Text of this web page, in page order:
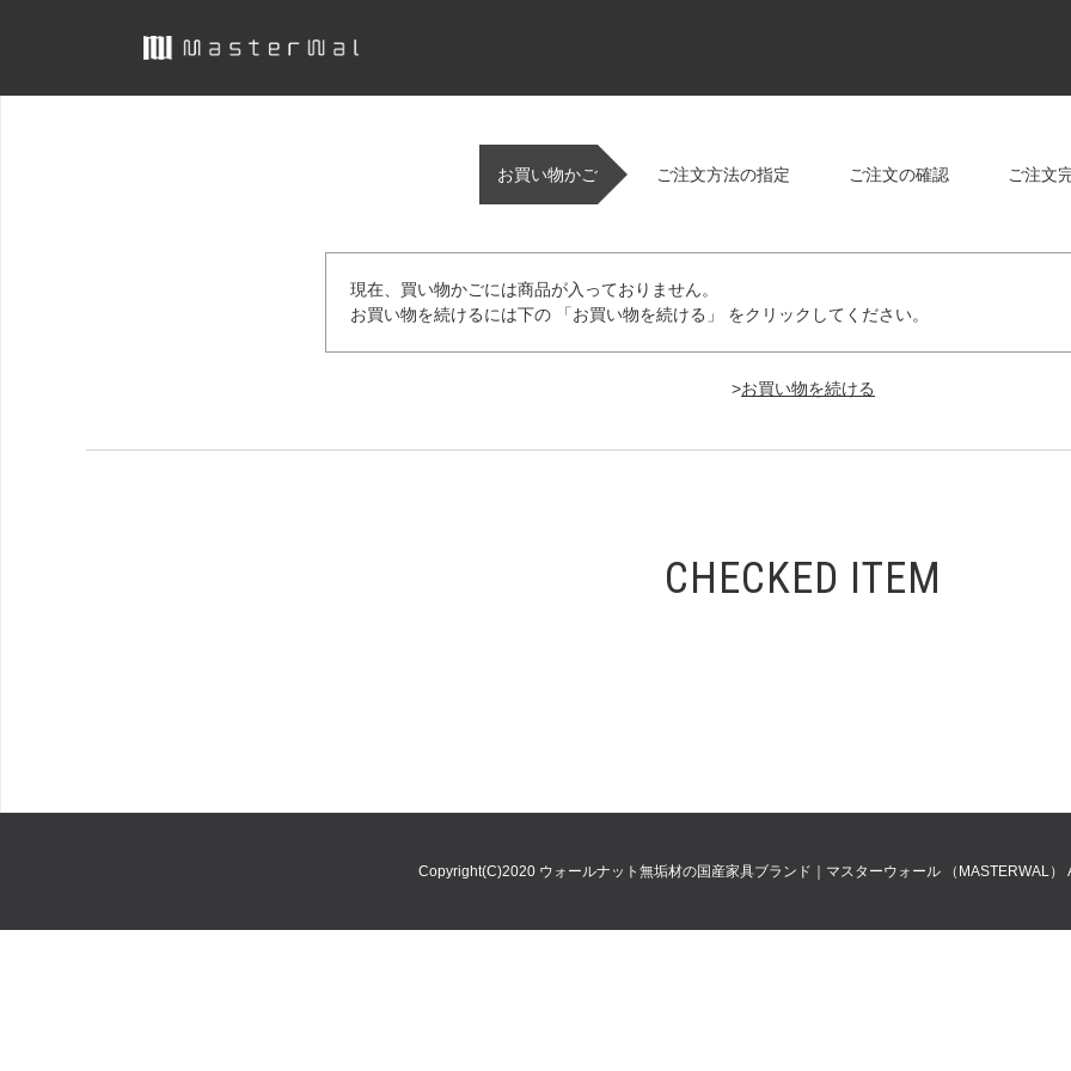
お買い物かご ご注文方法の指定 ご注文の確認 ご注文
現在、買い物かごには商品が入っておりません。
お買い物を続けるには下の 「お買い物を続ける」 をクリックしてください。
>
CHECKED ITEM
Copyright(C)2020 ウォールナット無垢材の国産家具ブランド｜マスターウォール （MASTERWAL）